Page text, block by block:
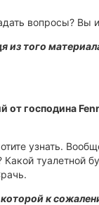
вопросы? Вы
из того
господина
узнать.
Какой туалетной
которой к